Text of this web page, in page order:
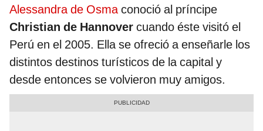
Alessandra de Osmaconoció al príncipe
Christian de Hannover cuando éste visitó el
Perú en el 2005. Ella se ofreció a enseñarle los
distintos destinos turísticos de la capital y
desde entonces se volvieron muy amigos.